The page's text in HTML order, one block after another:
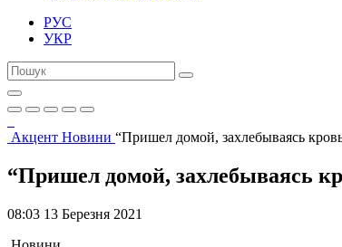
РУС
УКР
Акцент Новини “Пришел домой, захлебываясь
“Пришел домой, захлебываясь
08:03 13 Березня 2021